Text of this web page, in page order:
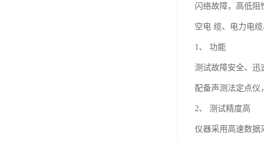
闪络故障，高低阻
空电 缆、电力电
1、 功能
测试故障安全、迅
配备声测法定点仪
2、 测试精度高
仪器采用高速数据